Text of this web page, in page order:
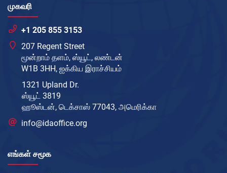
முகவரி
+1 205 855 3153
207 Regent Street
மூன்றாம் தளம், ஸ்யூட், லண்டன்
W1B 3HH, ஐக்கிய இராச்சியம்
1321 Upland Dr.
ஸ்யூட் 3819
ஹூஸ்டன், டெக்சாஸ் 77043, அமெரிக்கா
info@idaoffice.org
எங்கள் சமூக